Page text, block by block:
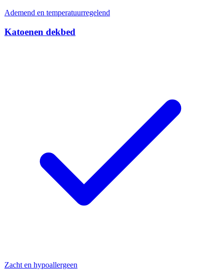
Ademend en temperatuurregelend
Katoenen dekbed
Zacht en hypoallergeen